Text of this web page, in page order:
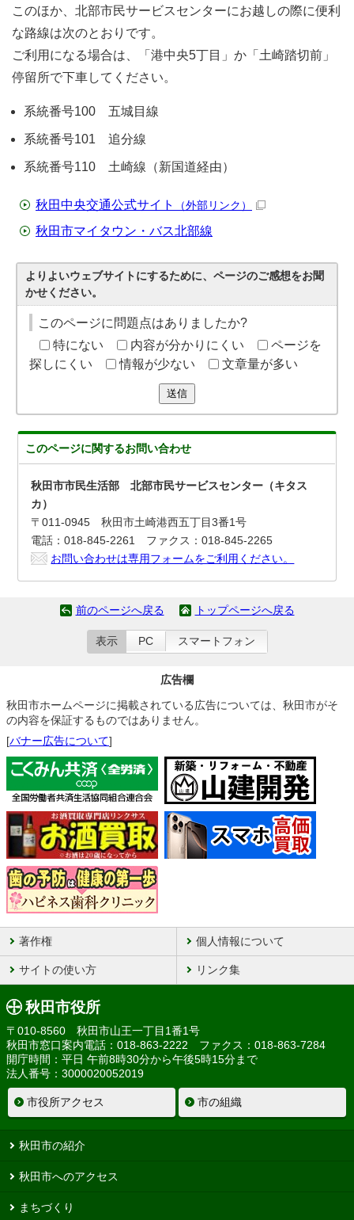
このほか、北部市民サービスセンターにお越しの際に便利
な路線は次のとおりです。
ご利用になる場合は、「港中央5丁目」か「土崎踏切前」
停留所で下車してください。
系統番号100 五城目線
系統番号101 追分線
系統番号110 土崎線（新国道経由）
秋田中央交通公式サイト （外部リンク）
秋田市マイタウン・バス北部線
よりよいウェブサイトにするために、ページのご感想をお聞
かせください。
このページに問題点はありましたか?
特にない
内容が分かりにくい
ページを
探しにくい
情報が少ない 文章量が多い
送信
このページに関するお問い合わせ
秋田市市民生活部 北部市民サービスセンター（キタス
カ）
〒011-0945 秋田市土崎港西五丁目3番1号
電話：018-845-2261 ファクス：018-845-2265
お問い合わせは専用フォームをご利用ください。
前のページへ戻る トップページへ戻る
表示 PC スマートフォン
広告欄
秋田市ホームページに掲載されている広告については、秋田市がそ
の内容を保証するものではありません。
[バナー広告について]
著作権 個人情報について
サイトの使い方 リンク集
秋田市役所
〒010-8560 秋田市山王一丁目1番1号
秋田市窓口案内電話：018-863-2222 ファクス：018-863-7284
開庁時間：平日 午前8時30分から午後5時15分まで
法人番号：3000020052019
市役所アクセス 市の組織
秋田市の紹介
秋田市へのアクセス
まちづくり